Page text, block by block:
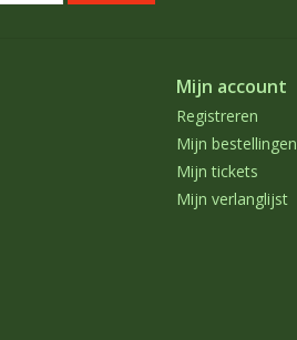
Mijn account
Registreren
Mijn bestellingen
Mijn tickets
Mijn verlanglijst